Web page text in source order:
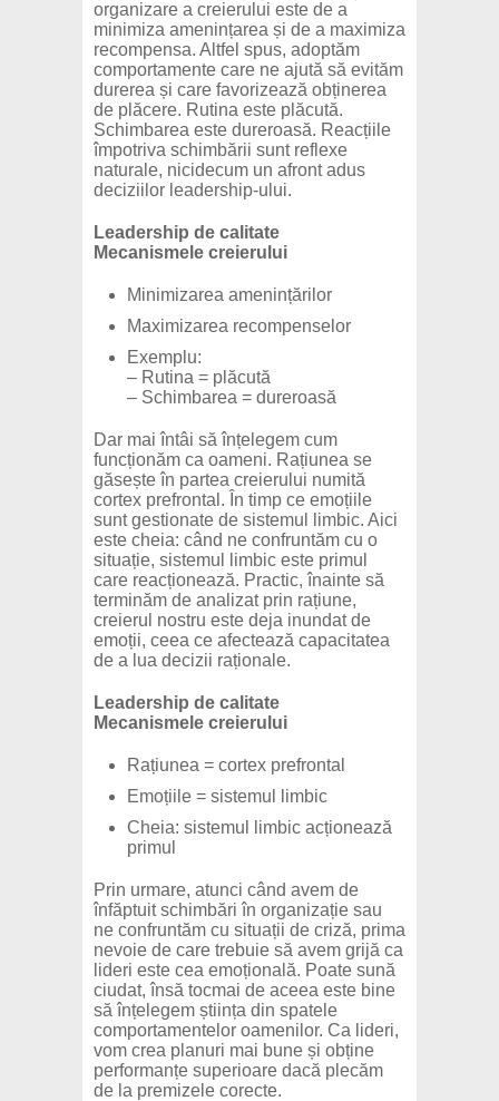
organizare a creierului este de a
minimiza amenințarea și de a maximiza
recompensa. Altfel spus, adoptăm
comportamente care ne ajută să evităm
durerea și care favorizează obținerea
de plăcere. Rutina este plăcută.
Schimbarea este dureroasă. Reacțiile
împotriva schimbării sunt reflexe
naturale, nicidecum un afront adus
deciziilor leadership-ului.
Leadership de calitate
Mecanismele creierului
Minimizarea amenințărilor
Maximizarea recompenselor
Exemplu:
– Rutina = plăcută
– Schimbarea = dureroasă
Dar mai întâi să înțelegem cum
funcționăm ca oameni. Rațiunea se
găsește în partea creierului numită
cortex prefrontal. În timp ce emoțiile
sunt gestionate de sistemul limbic. Aici
este cheia: când ne confruntăm cu o
situație, sistemul limbic este primul
care reacționează. Practic, înainte să
terminăm de analizat prin rațiune,
creierul nostru este deja inundat de
emoții, ceea ce afectează capacitatea
de a lua decizii raționale.
Leadership de calitate
Mecanismele creierului
Rațiunea = cortex prefrontal
Emoțiile = sistemul limbic
Cheia: sistemul limbic acționează
primul
Prin urmare, atunci când avem de
înfăptuit schimbări în organizație sau
ne confruntăm cu situații de criză, prima
nevoie de care trebuie să avem grijă ca
lideri este cea emoțională. Poate sună
ciudat, însă tocmai de aceea este bine
să înțelegem știința din spatele
comportamentelor oamenilor. Ca lideri,
vom crea planuri mai bune și obține
performanțe superioare dacă plecăm
de la premizele corecte.